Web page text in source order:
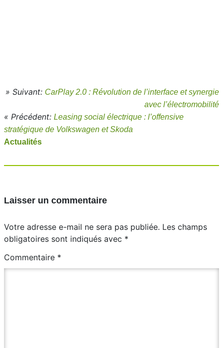
» Suivant: CarPlay 2.0 : Révolution de l’interface et synergie
avec l’électromobilité
« Précédent: Leasing social électrique : l’offensive
stratégique de Volkswagen et Skoda
Actualités
Laisser un commentaire
Votre adresse e-mail ne sera pas publiée. Les champs
obligatoires sont indiqués avec *
Commentaire *